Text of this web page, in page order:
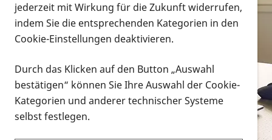
Infomaterial
Infomaterial
Vorlesen
Alle Infomaterialien in verschiedenen
Formaten an einem Ort
Sie möchten wissen, wie Sie nach Infonmaterial
jederzeit mit Wirkung für die Zukunft widerrufen,
indem Sie die entsprechenden Kategorien in den
Cookie-Einstellungen deaktivieren.
Durch das Klicken auf den Button „Auswahl
bestätigen“ können Sie Ihre Auswahl der Cookie-
Kategorien und anderer technischer Systeme
selbst festlegen.